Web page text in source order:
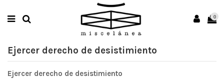
0
Ejercer derecho de desistimiento
Ejercer derecho de desistimiento